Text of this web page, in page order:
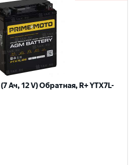
Ач, 12 V) Обратная, R+ YTX7L-